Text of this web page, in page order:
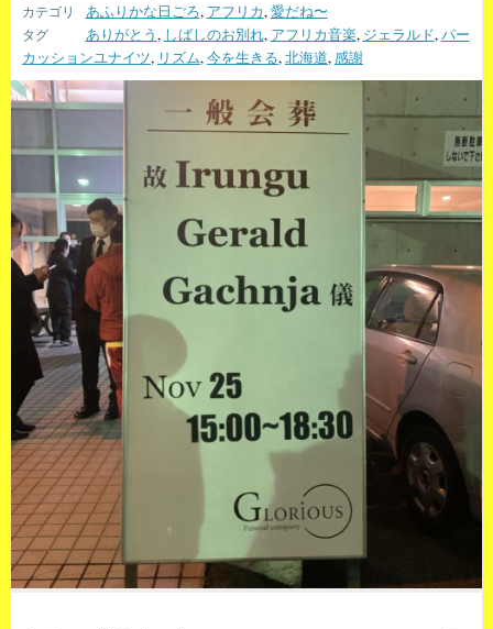
あふりかな日ごろ, アフリカ,愛だね〜
ありがとう, しばしのお別れ, アフリカ音楽, ジェラルド,パー
カッションユナイツ, リズム,今を生きる,北海道,感謝